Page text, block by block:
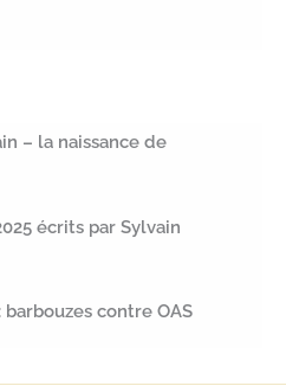
– la naissance de
écrits par Sylvain
contre OAS